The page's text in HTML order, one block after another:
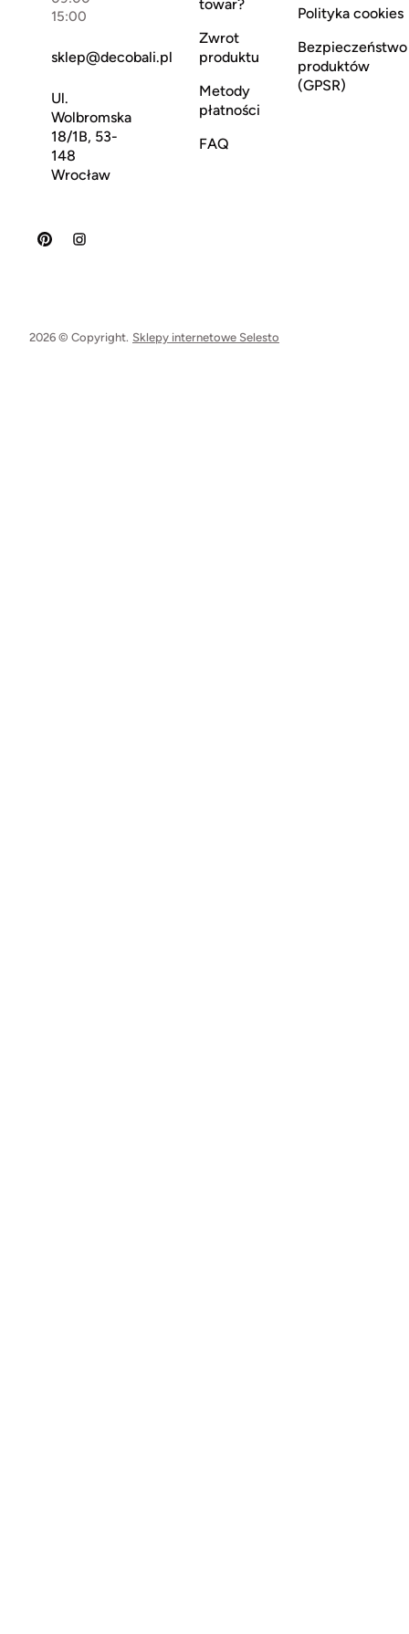
15:00
sklep@decobali.pl
Ul.
Wolbromska
18/1B, 53-
148
Wrocław
towar?
Zwrot
produktu
Metody
płatności
FAQ
Polityka cookies
Bezpieczeństwo
produktów
(GPSR)
2026 © Copyright. Sklepy internetowe Selesto